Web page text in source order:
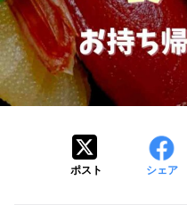
ポスト シェア